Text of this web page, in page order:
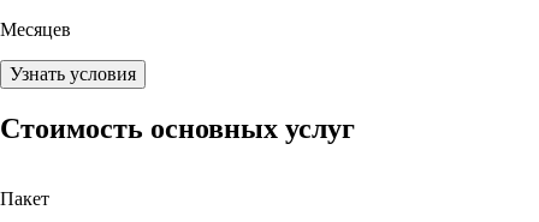
Месяцев
Узнать условия
Стоимость основных услуг
Пакет